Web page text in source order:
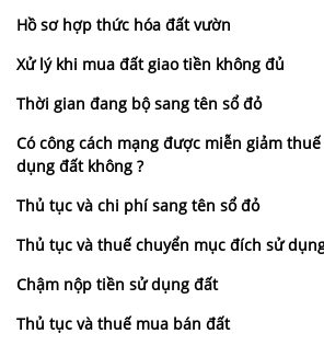
Hồ sơ hợp thức hóa đất vườn
Xử lý khi mua đất giao tiền không đủ
Thời gian đang bộ sang tên sổ đỏ
Có công cách mạng được miễn giảm
dụng đất không ?
Thủ tục và chi phí sang tên sổ đỏ
Thủ tục và thuế chuyển mục đích sử
Chậm nộp tiền sử dụng đất
Thủ tục và thuế mua bán đất